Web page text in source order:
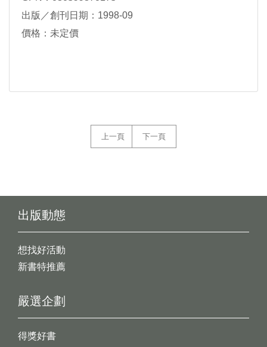
出版／創刊日期：1998-09
價格：未定價
上一頁 下一頁
出版動態
想找好活動
新書特推薦
嚴選企劃
得獎好書